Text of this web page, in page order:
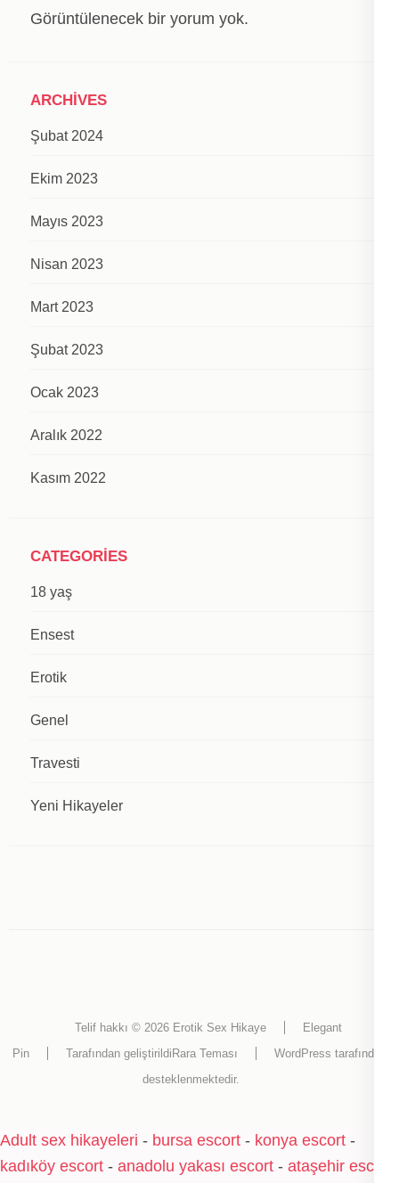
Görüntülenecek bir yorum yok.
ARCHIVES
Şubat 2024
Ekim 2023
Mayıs 2023
Nisan 2023
Mart 2023
Şubat 2023
Ocak 2023
Aralık 2022
Kasım 2022
CATEGORIES
18 yaş
Ensest
Erotik
Genel
Travesti
Yeni Hikayeler
Telif hakkı © 2026 Erotik Sex Hikaye
Elegant
Pin
Tarafından geliştirildi Rara Teması WordPress tarafından
desteklenmektedir.
Adult sex hikayeleri - bursa escort - konya escort -
kadıköy escort - anadolu yakası escort - ataşehir escort